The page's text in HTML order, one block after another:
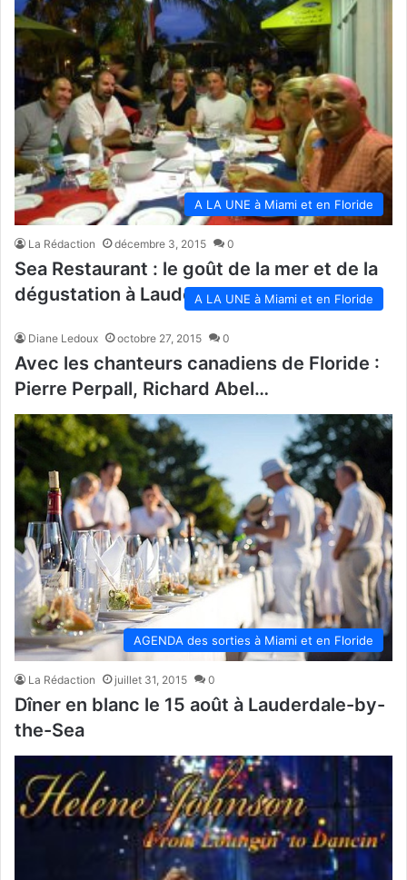
A LA UNE à Miami et en Floride
La Rédaction décembre 3, 2015 0
Sea Restaurant : le goût de la mer et de la
dégustation à Lauderdale-by-the-Sea
A LA UNE à Miami et en Floride
Diane Ledoux octobre 27, 2015 0
Avec les chanteurs canadiens de Floride :
Pierre Perpall, Richard Abel…
AGENDA des sorties à Miami et en Floride
La Rédaction juillet 31, 2015 0
Dîner en blanc le 15 août à Lauderdale-by-
the-Sea